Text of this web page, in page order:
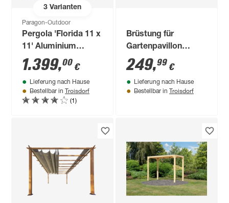
3Varianten
Paragon-Outdoor
Pergola 'Florida 11 x
11' Aluminium
Holzoptik mit
Sonnensegel 350 x
350 x 235 cm
1.399,00 €
Lieferung nach Hause
Bestellbar in Troisdorf
(1)
Brüstung für
Gartenpavillon
'Nancy Größe 2'
naturfarben 150 x 84
cm
249,99 €
Lieferung nach Hause
Bestellbar in Troisdorf